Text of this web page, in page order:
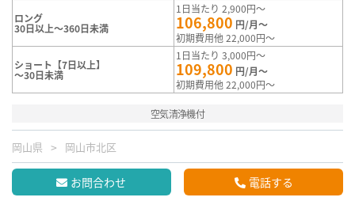
ロング
30日以上～360日未満
1日当たり 2,900円～
106,800 円/月～
初期費用他 22,000円～
ショート【7日以上】
～30日未満
1日当たり 3,000円～
109,800 円/月～
初期費用他 22,000円～
空気清浄機付
岡山県 岡山市北区
お問合わせ 電話する